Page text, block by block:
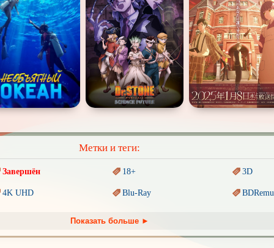
Метки и теги:
Завершён 18+ 3D
4K UHD Blu-Ray
Ангелы и Демоны Аниме
Показать больше ►